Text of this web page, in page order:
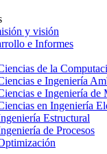
y visión
e Informes
de la
e Ingeniería
e Ingeniería de
en Ingeniería
Estructural
de Procesos